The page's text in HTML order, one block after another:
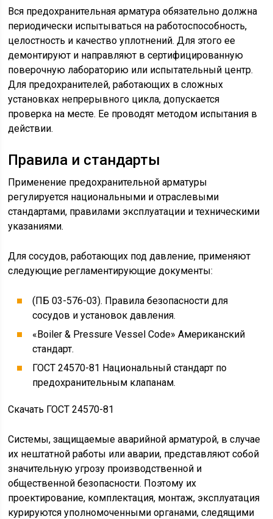
Вся предохранительная арматура обязательно должна
периодически испытываться на работоспособность,
целостность и качество уплотнений. Для этого ее
демонтируют и направляют в сертифицированную
поверочную лабораторию или испытательный центр.
Для предохранителей, работающих в сложных
установках непрерывного цикла, допускается
проверка на месте. Ее проводят методом испытания в
действии.
Правила и стандарты
Применение предохранительной арматуры
регулируется национальными и отраслевыми
стандартами, правилами эксплуатации и техническими
указаниями.
Для сосудов, работающих под давление, применяют
следующие регламентирующие документы:
(ПБ 03-576-03). Правила безопасности для
сосудов и установок давления.
«Boiler & Pressure Vessel Code» Американский
стандарт.
ГОСТ 24570-81 Национальный стандарт по
предохранительным клапанам.
Скачать ГОСТ 24570-81
Системы, защищаемые аварийной арматурой, в случае
их нештатной работы или аварии, представляют собой
значительную угрозу производственной и
общественной безопасности. Поэтому их
проектирование, комплектация, монтаж, эксплуатация
курируются уполномоченными органами, следящими